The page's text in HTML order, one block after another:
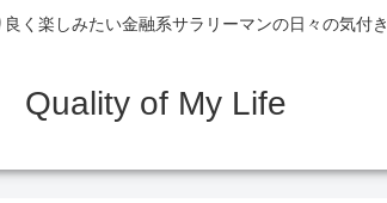
良く楽しみたい金融系サラリーマンの日々の気付き
Quality of My Life